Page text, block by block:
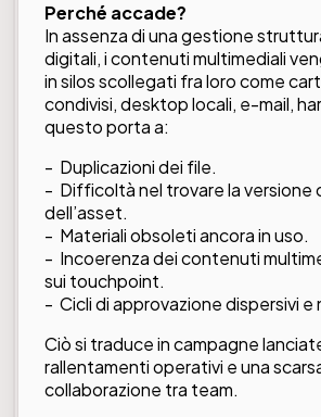
Perché accade?
In assenza di una gestione
digitali, i contenuti multimediali
in silos scollegati fra loro come
condivisi, desktop locali, e-mail,
questo porta a:
- Duplicazioni dei file.
- Difficoltà nel trovare la versione
dell’asset.
- Materiali obsoleti ancora in uso.
- Incoerenza dei contenuti
sui touchpoint.
- Cicli di approvazione dispersivi e
Ciò si traduce in campagne
rallentamenti operativi e una
collaborazione tra team.